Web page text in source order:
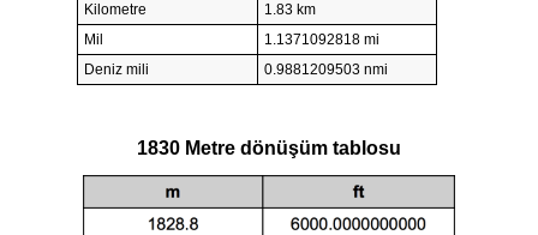
Kilometre
1.83 km
Mil
1.1371092818 mi
Deniz mili
0.9881209503 nmi
1830 Metre dönüşüm tablosu